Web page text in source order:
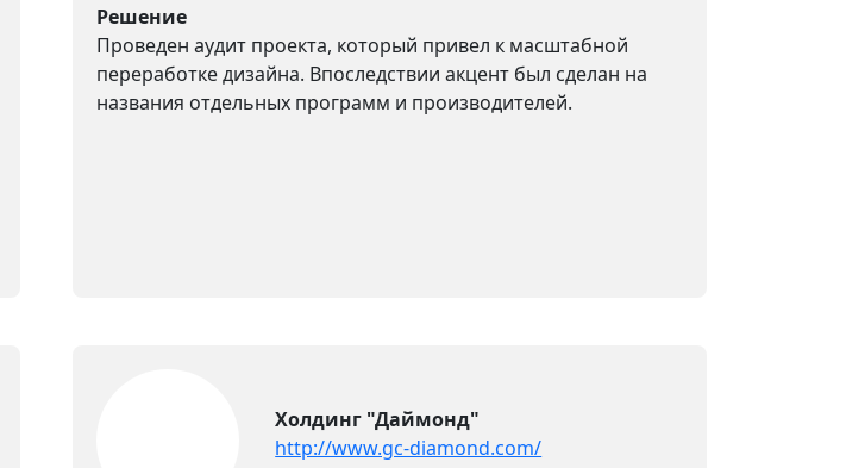
Решение
Проведен аудит проекта, который привел к масштабной
переработке дизайна. Впоследствии акцент был сделан на
названия отдельных программ и производителей.
Холдинг "Даймонд"
http://www.gc-diamond.com/